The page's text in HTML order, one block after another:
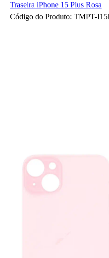
Traseira iPhone 15 Plus Rosa
Código do Produto: TMPT-